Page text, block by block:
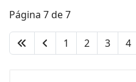
Página 7 de 7
1 2 3 4